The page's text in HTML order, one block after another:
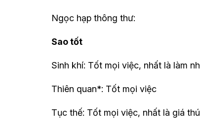
Ngọc hạp thông thư:
Sao tốt
Sinh khí: Tốt mọi việc, nhất là làm
Thiên quan*: Tốt mọi việc
Tục thế: Tốt mọi việc, nhất là giá thú